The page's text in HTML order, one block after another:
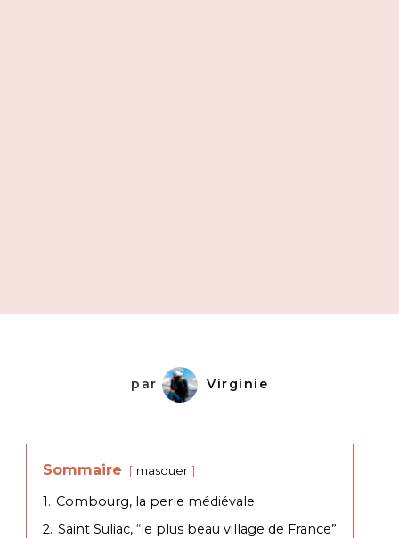
par Virginie
Sommaire masquer
1. Combourg, la perle médiévale
2. Saint Suliac, “le plus beau village de France”